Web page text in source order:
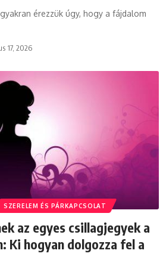
érezzük úgy, hogy a fájdalom
17, 2026
SZERELEM ÉS PÁRKAPCSOLAT
az egyes csillagjegyek a
Ki hogyan dolgozza fel a